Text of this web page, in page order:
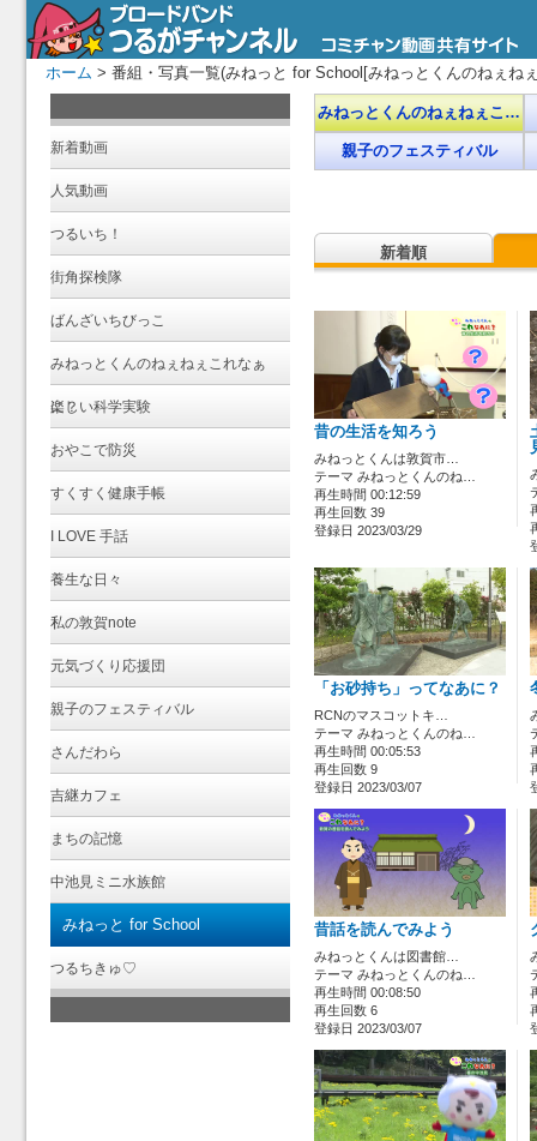
ホーム > 番組・写真一覧(みねっと for School[みねっとくんのねぇね
新着動画
人気動画
つるいち！
街角探検隊
ばんざいちびっこ
みねっとくんのねぇねぇこれなぁ
に？
楽しい科学実験
おやこで防災
すくすく健康手帳
I LOVE 手話
養生な日々
私の敦賀note
元気づくり応援団
親子のフェスティバル
さんだわら
吉継カフェ
まちの記憶
中池見ミニ水族館
みねっと for School
つるちきゅ♡
みねっとくんのねぇねぇこ…
親子のフェスティバル
新着順
昔の生活を知ろう
みねっとくんは敦賀市…
テーマ みねっとくんのね…
再生時間 00:12:59
再生回数 39
登録日 2023/03/29
「お砂持ち」ってなあに？
RCNのマスコットキ…
テーマ みねっとくんのね…
再生時間 00:05:53
再生回数 9
登録日 2023/03/07
昔話を読んでみよう
みねっとくんは図書館…
テーマ みねっとくんのね…
再生時間 00:08:50
再生回数 6
登録日 2023/03/07